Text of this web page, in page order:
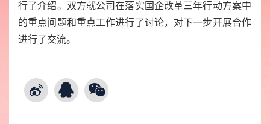
行了介绍。双方就公司在落实国企改革三年行动方案中
的重点问题和重点工作进行了讨论，对下一步开展合作
进行了交流。